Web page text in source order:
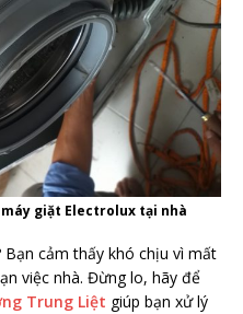
giặt Electrolux tại nhà
cảm thấy khó chịu vì mất
việc nhà. Đừng lo, hãy để
Trung Liệt giúp bạn xử lý